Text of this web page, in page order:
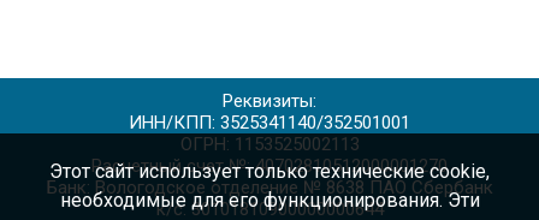
Реквизиты:
ИНН/КПП: 3525341140/352501001
ОГРН: 1153525002113
Расчетный счет №: 40702810512000001270
Банк: Вологодское отделение № 8638 ПАО Сбербанк
к/с: 30101810900000000644
Этот сайт использует только технические cookie,
необходимые для его функционирования. Эти